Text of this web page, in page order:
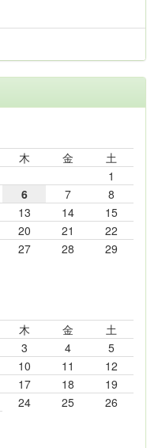
木 金
土
1
6 7
8
13 14
15
20 21
22
27 28
29
木 金
土
3 4
5
10 11
12
17 18
19
24 25
26